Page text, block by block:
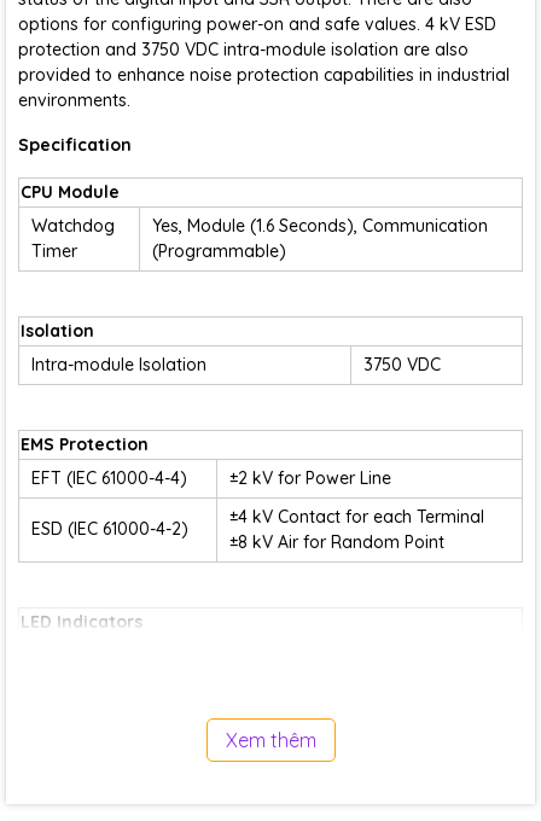
options for configuring power-on and safe values. 4 kV ESD
protection and 3750 VDC intra-module isolation are also
provided to enhance noise protection capabilities in industrial
environments.
Specification
CPU Module
Watchdog
Timer
Yes, Module (1.6 Seconds), Communication
(Programmable)
Isolation
Intra-module Isolation
3750 VDC
EMS Protection
EFT (IEC 61000-4-4)
±2 kV for Power Line
ESD (IEC 61000-4-2)
±4 kV Contact for each Terminal
±8 kV Air for Random Point
LED Indicators
Xem thêm